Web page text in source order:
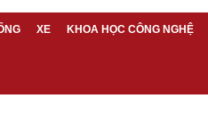
XE KHOA HỌC CÔNG NGHỆ